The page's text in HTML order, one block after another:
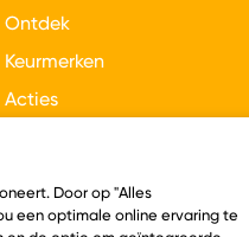
Ontdek
Keurmerken
Acties
Door op "Alles
een optimale online ervaring te